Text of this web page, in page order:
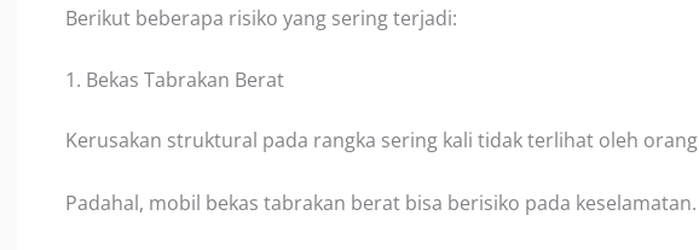
Berikut beberapa risiko yang sering terjadi:
1. Bekas Tabrakan Berat
Kerusakan struktural pada rangka sering kali tidak terlihat oleh
Padahal, mobil bekas tabrakan berat bisa berisiko pada keselamatan.